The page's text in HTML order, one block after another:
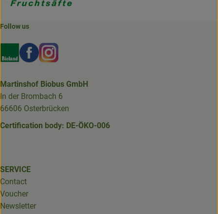
Follow us
Externer Link zu https://www.bioland.de/verbraucher
Externer Link zu https://www.facebook.com/
Externer Link zu https://www.instagram.com/
Martinshof Biobus GmbH
In der Brombach 6
66606 Osterbrücken
Certification body: DE-ÖKO-006
SERVICE
Contact
Voucher
Newsletter